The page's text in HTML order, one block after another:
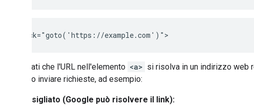
<a onclick="goto('https://example.com')">
Assicurati che l'URL nell'elemento <a> si risolva in un indirizzo web
possono inviare richieste, ad esempio:
Consigliato (Google può risolvere il link):